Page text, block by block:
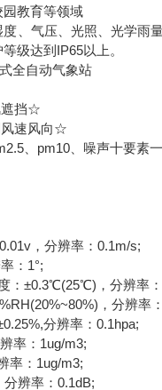
教育等领域
气压、光照、光学雨
级达到IP65以上。
遮挡☆
速风向☆
、pm10、噪声十要素
，分辨率：0.1m/s;
：1°;
：±0.3℃(25℃)，分辨率
，分辨率
分辨率：0.1hpa;
率：1ug/m3;
率：1ug/m3;
辨率：0.1dB;